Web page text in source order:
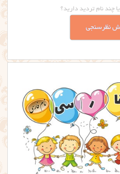
چند نام تردید دارید؟
نظرسنجی